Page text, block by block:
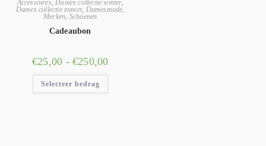
Accessoires Dames collectie winter,
Dames collectie zomer, Damesmode
Merken Schoenen
Cadeaubon
€25,00 - €250,00
Selecteer bedrag